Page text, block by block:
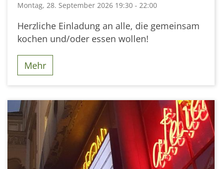
Montag, 28. September 2026 19:30 - 22:00
Herzliche Einladung an alle, die gemeinsam
kochen und/oder essen wollen!
Mehr